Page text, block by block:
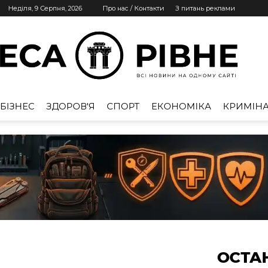
Неділя, 9 Серпня, 2026 Про нас / Контакти З питань реклами
Рівне
БІЗНЕС ЗДОРОВ'Я СПОРТ ЕКОНОМІКА